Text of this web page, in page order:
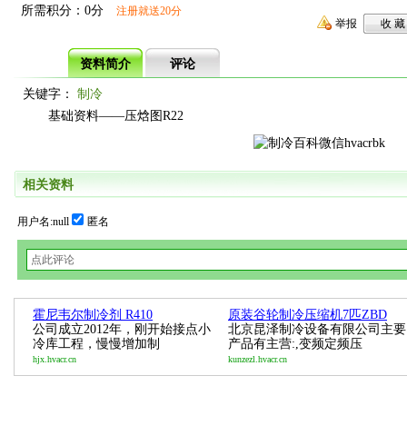
所需积分：0分
注册就送20分
举报
资料简介 评论
关键字： 制冷
基础资料——压焓图R22
相关资料
用户名:null 匿名
霍尼韦尔制冷剂 R410
公司成立2012年，刚开始接点小
冷库工程，慢慢增加制
hjx.hvacr.cn
原装谷轮制冷压缩机7匹ZBD
北京昆泽制冷设备有限公司主要
产品有主营:,变频定频压
kunzezl.hvacr.cn